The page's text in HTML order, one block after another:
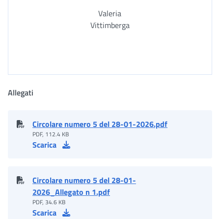
Valeria
Vittimberga
Allegati
Circolare numero 5 del 28-01-2026.pdf
PDF, 112.4 KB
Scarica
Circolare numero 5 del 28-01-
2026_Allegato n 1.pdf
PDF, 34.6 KB
Scarica